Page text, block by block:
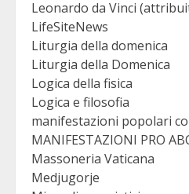
Leonardo da Vinci
LifeSiteNews
Liturgia della domenica
Liturgia della Domenica
Logica della fisica
Logica e filosofia
manifestazioni popolari
MANIFESTAZIONI PRO
Massoneria Vaticana
Medjugorje